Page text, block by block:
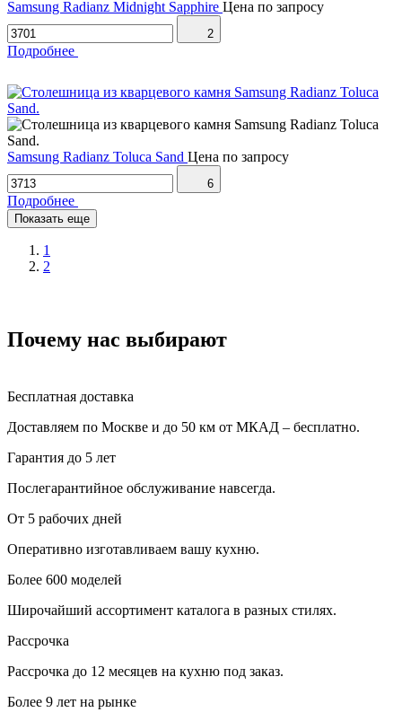
Samsung Radianz Midnight Sapphire Цена по запросу
2
Подробнее
Samsung Radianz Toluca Sand Цена по запросу
6
Подробнее
Показать еще
1
2
Почему нас выбирают
Бесплатная доставка
Доставляем по Москве и до 50 км от МКАД – бесплатно.
Гарантия до 5 лет
Послегарантийное обслуживание навсегда.
От 5 рабочих дней
Оперативно изготавливаем вашу кухню.
Более 600 моделей
Широчайший ассортимент каталога в разных стилях.
Рассрочка
Рассрочка до 12 месяцев на кухню под заказ.
Более 9 лет на рынке